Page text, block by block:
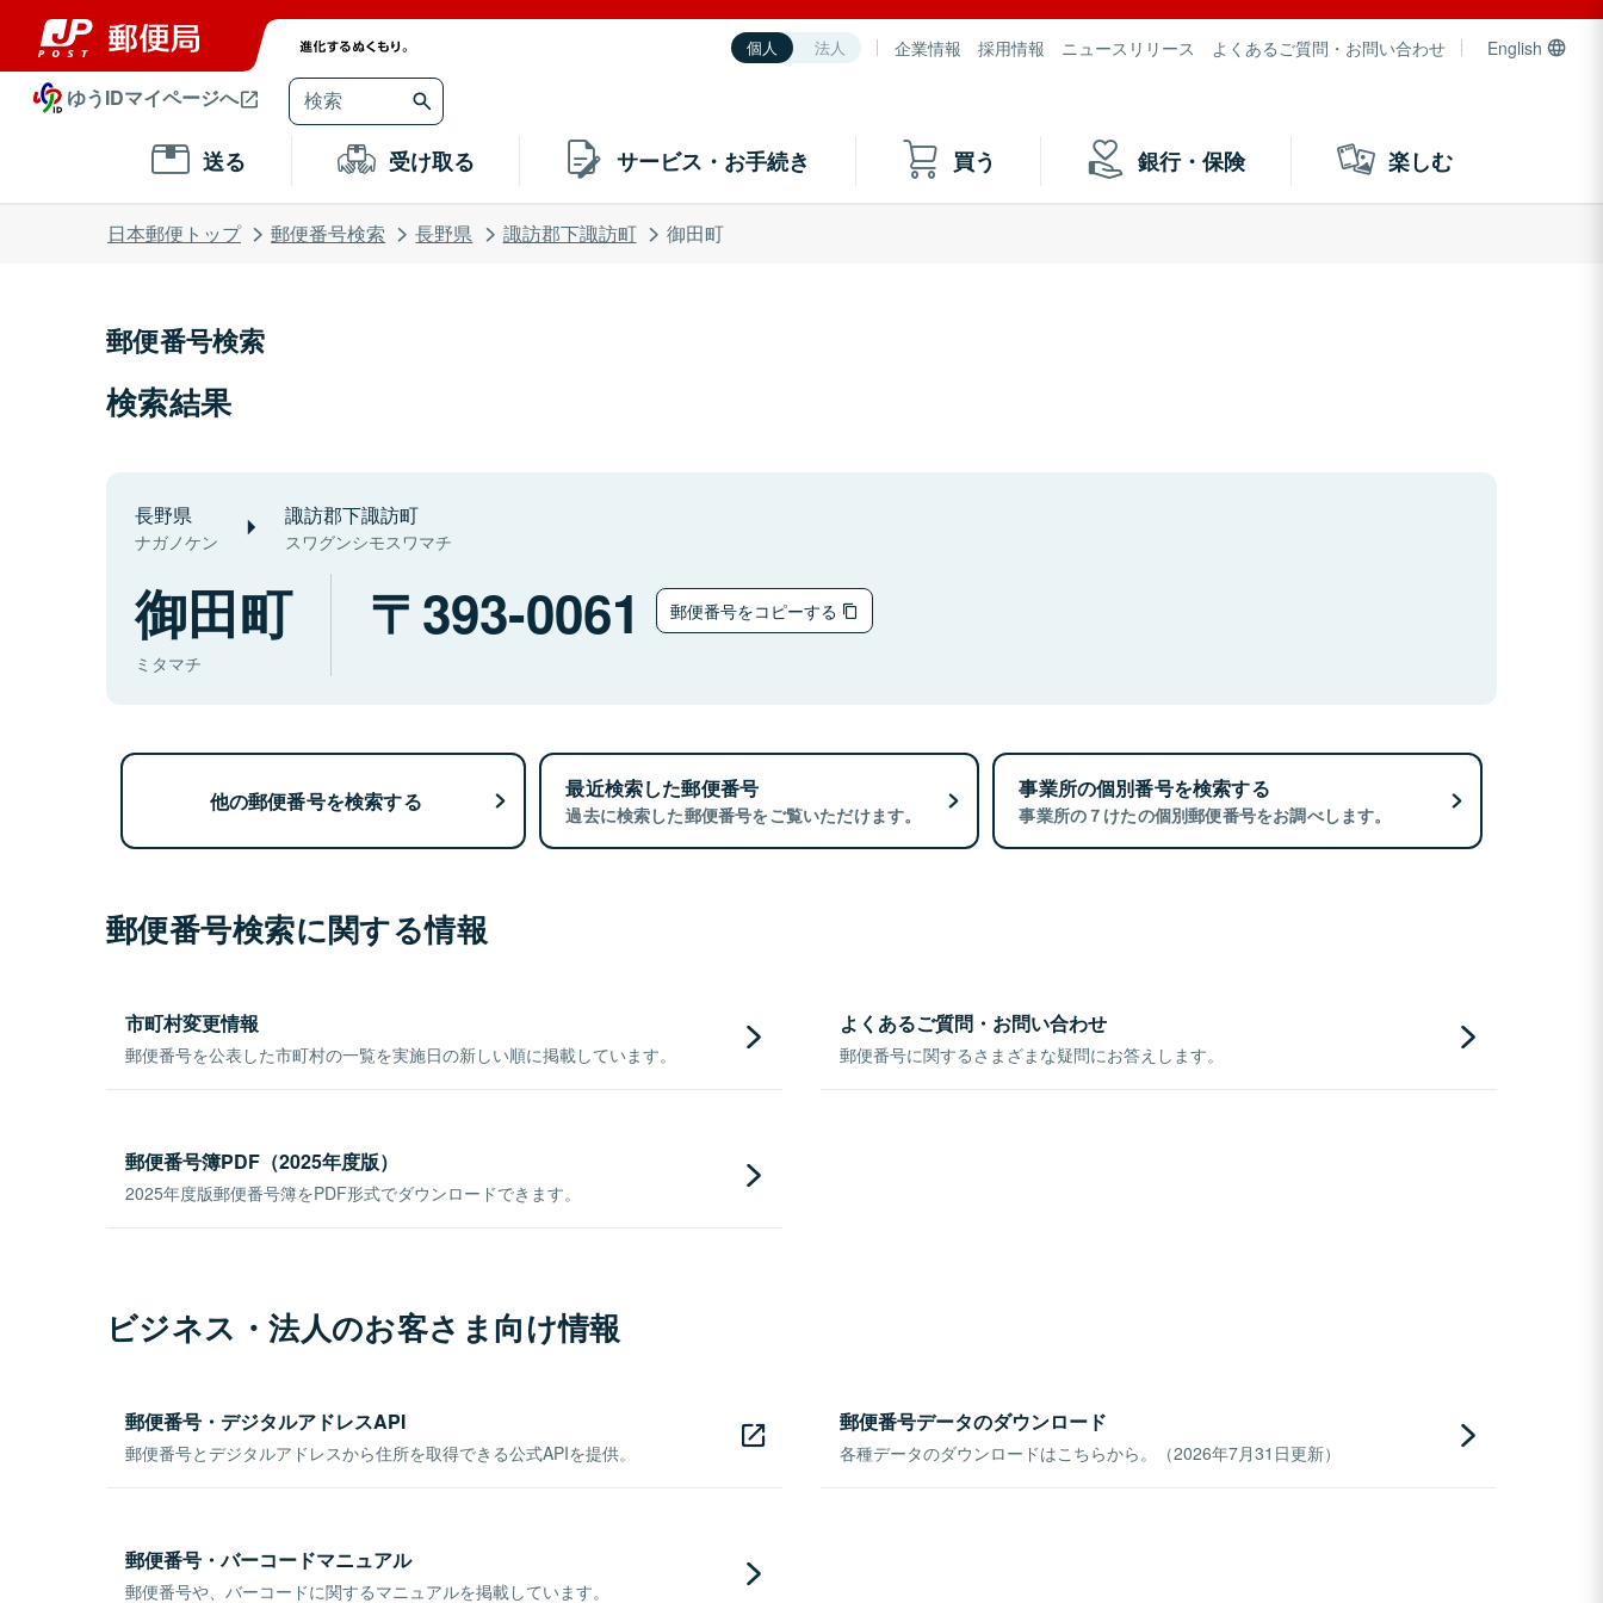
個人 法人 企業情報 採用情報 ニュースリリース よくあるご質問・お問い合わせ English
ゆうIDマイページへ
送る 受け取る サービス・お手続き 買う 銀行・保険 楽しむ
日本郵便トップ 郵便番号検索 長野県 諏訪郡下諏訪町 御田町
郵便番号検索
検索結果
長野県
ナガノケン
諏訪郡下諏訪町
スワグンシモスワマチ
御田町
ミタマチ
393-0061 郵便番号をコピーする
他の郵便番号を検索する 最近検索した郵便番号
過去に検索した郵便番号をご覧いただけます。
事業所の個別番号を検索する
事業所の７けたの個別郵便番号をお調べします。
郵便番号検索に関する情報
市町村変更情報
郵便番号を公表した市町村の一覧を実施日の新しい順に掲載しています。
よくあるご質問・お問い合わせ
郵便番号に関するさまざまな疑問にお答えします。
郵便番号簿PDF（2025年度版）
2025年度版郵便番号簿をPDF形式でダウンロードできます。
ビジネス・法人のお客さま向け情報
郵便番号・デジタルアドレスAPI
郵便番号とデジタルアドレスから住所を取得できる公式APIを提供。
郵便番号データのダウンロード
各種データのダウンロードはこちらから。（2026年7月31日更新）
郵便番号・バーコードマニュアル
郵便番号や、バーコードに関するマニュアルを掲載しています。